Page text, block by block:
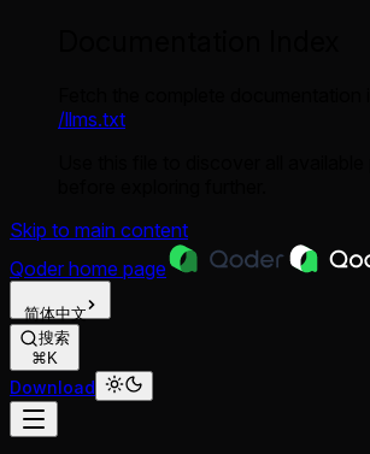
/llms.txt
Skip to main content
Qoder home page
简体中文
搜索
⌘K
Download